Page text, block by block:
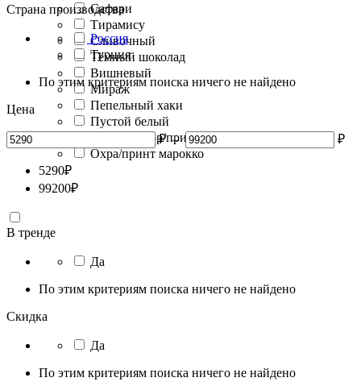
Сафари
Тирамису
Сливочный
Тёмный шоколад
Вишневый
Мираж
Пепельный хаки
Пустой белый
Мультиколор/принт сказочный лес
Охра/принт марокко
Страна производства
Россия
Турция
По этим критериям поиска ничего не найдено
Цена
₽ – ₽
5290₽
99200₽
В тренде
Да
По этим критериям поиска ничего не найдено
Скидка
Да
По этим критериям поиска ничего не найдено